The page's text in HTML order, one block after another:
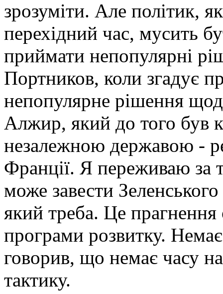
зрозуміти. Але політик,
перехідний час, мусить
приймати непопулярні
Портников, коли згадує
непопулярне рішення
Алжир, який до того був
незалежною державою -
Франції. Я переживаю за
може завести
який треба. Це
програми розвитку.
говорив, що немає часу
тактику.